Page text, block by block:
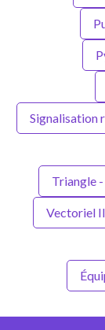
Signalisation
Triangle
Vectoriel